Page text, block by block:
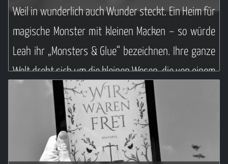
Weil in wunderlich auch Wunder steckt. Ein Heim für
magische Monster mit kleinen Macken – so würde
Leah ihr „Monsters & Glue“ bezeichnen. Ihre ganze
Welt dreht sich um die kleinen Wesen, die von einem
neuen Zuhause träumen. Doch diese Welt gerät
gefährlich ins Wanken, als es einen Einbruch gibt
und ihr klar wird, dass es jemand auf sie abgesehen
hat. Leah weiß nicht mehr, wem oder was sie